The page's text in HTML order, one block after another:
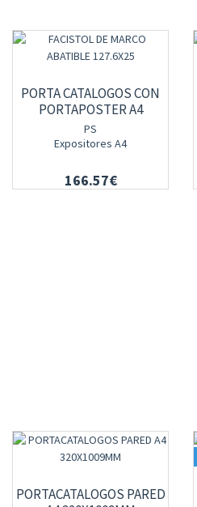
PORTA CATALOGOS CON
PORTAPOSTER A4
PS
Expositores A4
166.57€
PORTACATALOGOS PARED